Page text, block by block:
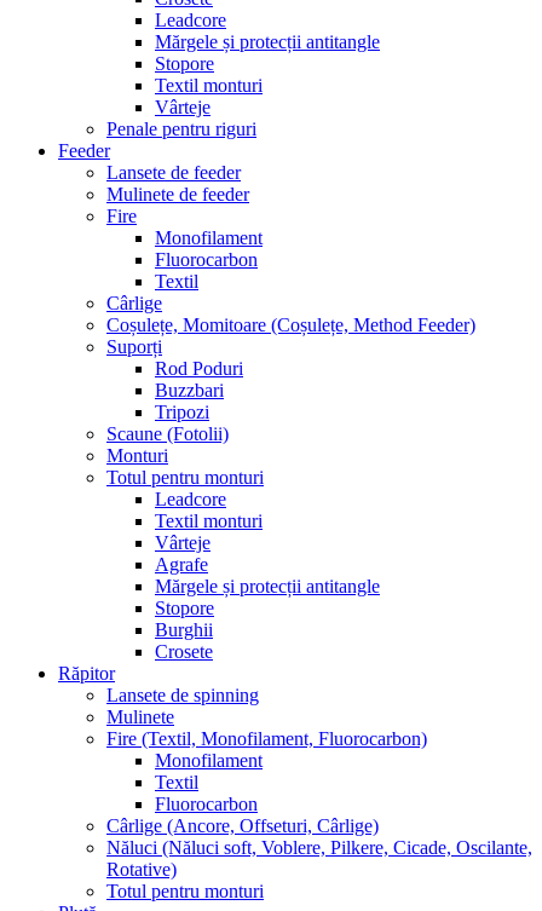
Leadcore
Mărgele și protecții antitangle
Stopore
Textil monturi
Vârteje
Penale pentru riguri
Feeder
Lansete de feeder
Mulinete de feeder
Fire
Monofilament
Fluorocarbon
Textil
Cârlige
Coșulețe, Momitoare (Coșulețe, Method Feeder)
Suporți
Rod Poduri
Buzzbari
Tripozi
Scaune (Fotolii)
Monturi
Totul pentru monturi
Leadcore
Textil monturi
Vârteje
Agrafe
Mărgele și protecții antitangle
Stopore
Burghii
Crosete
Răpitor
Lansete de spinning
Mulinete
Fire (Textil, Monofilament, Fluorocarbon)
Monofilament
Textil
Fluorocarbon
Cârlige (Ancore, Offseturi, Cârlige)
Năluci (Năluci soft, Voblere, Pilkere, Cicade, Oscilante,
Rotative)
Totul pentru monturi